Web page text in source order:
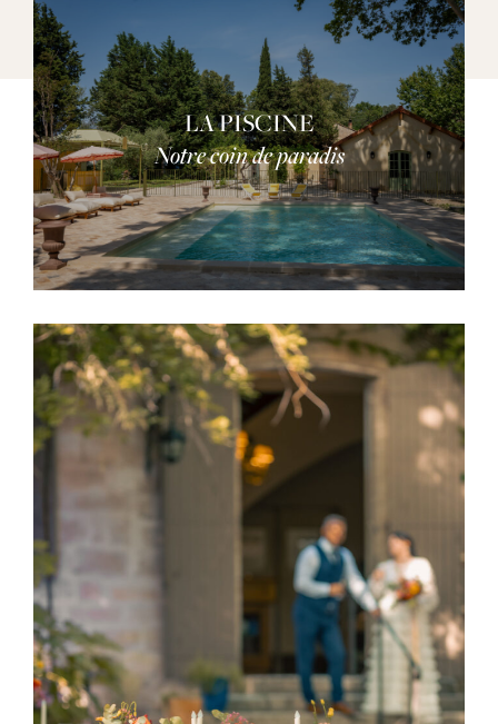
LA PISCINE
Notre coin de paradis